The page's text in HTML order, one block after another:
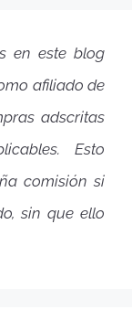
en este blog
afiliado de
adscritas
Esto
comisión si
sin que ello